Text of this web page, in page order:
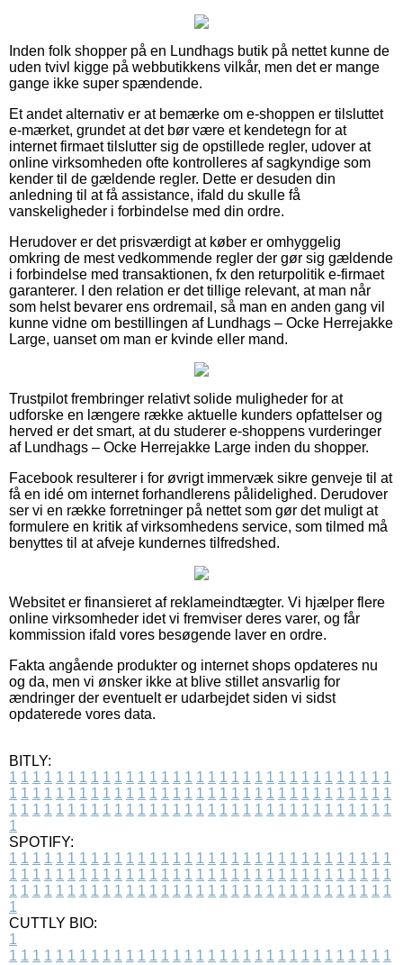
Inden folk shopper på en Lundhags butik på nettet kunne de
uden tvivl kigge på webbutikkens vilkår, men det er mange
gange ikke super spændende.
Et andet alternativ er at bemærke om e-shoppen er tilsluttet
e-mærket, grundet at det bør være et kendetegn for at
internet firmaet tilslutter sig de opstillede regler, udover at
online virksomheden ofte kontrolleres af sagkyndige som
kender til de gældende regler. Dette er desuden din
anledning til at få assistance, ifald du skulle få
vanskeligheder i forbindelse med din ordre.
Herudover er det prisværdigt at køber er omhyggelig
omkring de mest vedkommende regler der gør sig gældende
i forbindelse med transaktionen, fx den returpolitik e-firmaet
garanterer. I den relation er det tillige relevant, at man når
som helst bevarer ens ordremail, så man en anden gang vil
kunne vidne om bestillingen af Lundhags – Ocke Herrejakke
Large, uanset om man er kvinde eller mand.
Trustpilot frembringer relativt solide muligheder for at
udforske en længere række aktuelle kunders opfattelser og
herved er det smart, at du studerer e-shoppens vurderinger
af Lundhags – Ocke Herrejakke Large inden du shopper.
Facebook resulterer i for øvrigt immervæk sikre genveje til at
få en idé om internet forhandlerens pålidelighed. Derudover
ser vi en række forretninger på nettet som gør det muligt at
formulere en kritik af virksomhedens service, som tilmed må
benyttes til at afveje kundernes tilfredshed.
Websitet er finansieret af reklameindtægter. Vi hjælper flere
online virksomheder idet vi fremviser deres varer, og får
kommission ifald vores besøgende laver en ordre.
Fakta angående produkter og internet shops opdateres nu
og da, men vi ønsker ikke at blive stillet ansvarlig for
ændringer der eventuelt er udarbejdet siden vi sidst
opdaterede vores data.
BITLY:
1 1 1 1 1 1 1 1 1 1 1 1 1 1 1 1 1 1 1 1 1 1 1 1 1 1 1 1 1 1 1 1 1
1 1 1 1 1 1 1 1 1 1 1 1 1 1 1 1 1 1 1 1 1 1 1 1 1 1 1 1 1 1 1 1 1
1 1 1 1 1 1 1 1 1 1 1 1 1 1 1 1 1 1 1 1 1 1 1 1 1 1 1 1 1 1 1 1 1
1
SPOTIFY:
1 1 1 1 1 1 1 1 1 1 1 1 1 1 1 1 1 1 1 1 1 1 1 1 1 1 1 1 1 1 1 1 1
1 1 1 1 1 1 1 1 1 1 1 1 1 1 1 1 1 1 1 1 1 1 1 1 1 1 1 1 1 1 1 1 1
1 1 1 1 1 1 1 1 1 1 1 1 1 1 1 1 1 1 1 1 1 1 1 1 1 1 1 1 1 1 1 1 1
1
CUTTLY BIO:
1
1 1 1 1 1 1 1 1 1 1 1 1 1 1 1 1 1 1 1 1 1 1 1 1 1 1 1 1 1 1 1 1 1